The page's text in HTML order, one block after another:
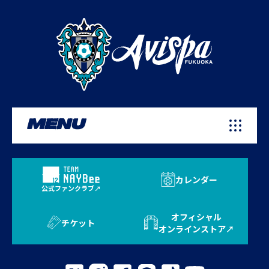
MENU
公式ファンクラブ
カレンダー
チケット
オフィシャル
オンラインストア